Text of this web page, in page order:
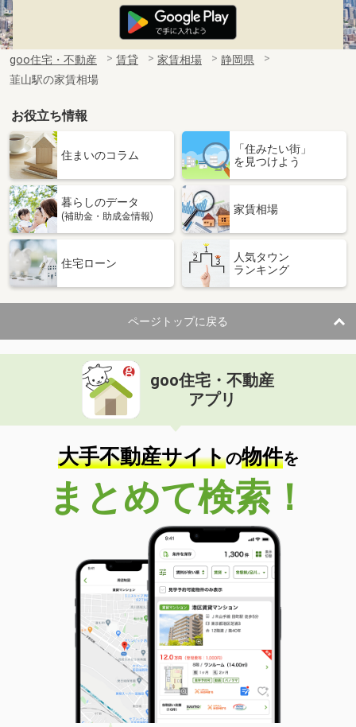
goo住宅・不動産 賃貸 家賃相場
静岡県
韮山駅の家賃相場
お役立ち情報
住まいのコラム
「住みたい街」
を見つけよう
暮らしのデータ
(補助金・助成金情報)
家賃相場
住宅ローン
人気タウン
ランキング
ページトップに戻る
goo住宅・不動産
アプリ
大手不動産サイトの物件を
まとめて検索！